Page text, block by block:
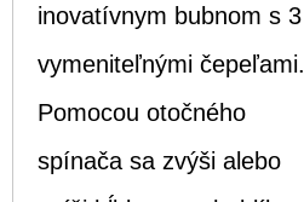
inovatívnym bubnom s 3
vymeniteľnými čepeľami.
Pomocou otočného
spínača sa zvýši alebo